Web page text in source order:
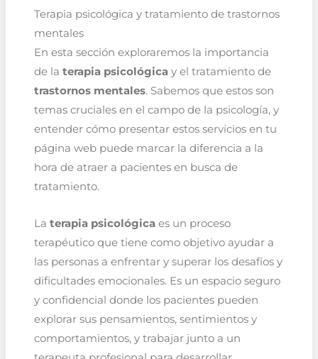
Terapia psicológica y tratamiento de trastornos
mentales
En esta sección exploraremos la importancia
de la terapia psicológicay el tratamiento de
trastornos mentales. Sabemos que estos son
temas cruciales en el campo de la psicología, y
entender cómo presentar estos servicios en tu
página web puede marcar la diferencia a la
hora de atraer a pacientes en busca de
tratamiento.
La terapia psicológicaes un proceso
terapéutico que tiene como objetivo ayudar a
las personas a enfrentar y superar los desafíos y
dificultades emocionales. Es un espacio seguro
y confidencial donde los pacientes pueden
explorar sus pensamientos, sentimientos y
comportamientos, y trabajar junto a un